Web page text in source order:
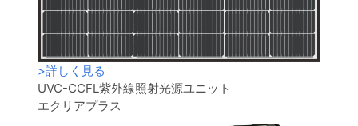
>詳しく見る
UVC-CCFL紫外線照射光源ユニット
エクリアプラス